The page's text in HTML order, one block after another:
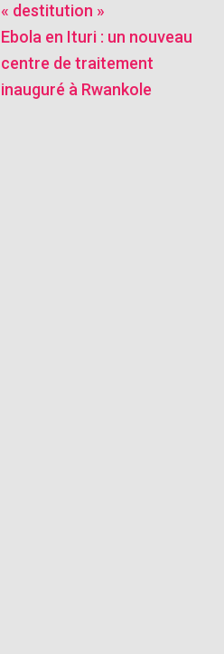
« destitution »
Ebola en Ituri : un nouveau
centre de traitement
inauguré à Rwankole